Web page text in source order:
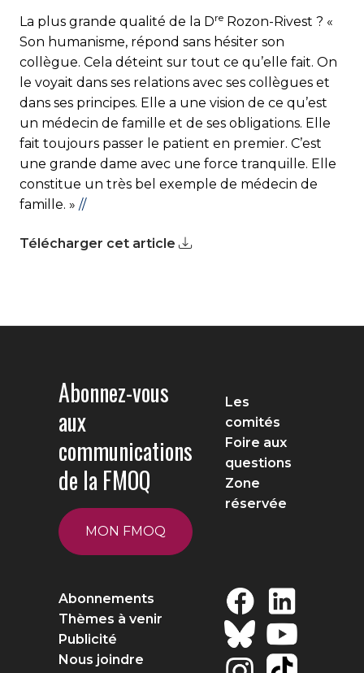
La plus grande qualité de la Dre Rozon-Rivest ? «
Son humanisme, ré­pond sans hésiter son
collègue. Cela déteint sur tout ce qu’elle fait. On
le voyait dans ses relations avec ses collègues et
dans ses principes. Elle a une vision de ce qu’est
un médecin de famille et de ses obligations. Elle
fait toujours passer le patient en premier. C’est
une grande dame avec une force tranquille. Elle
constitue un très bel exemple de mé­de­cin de
famille. » //
Télécharger cet article
Abonnez-vous
aux
communications
de la FMOQ
MON FMOQ
Les
comités
Foire aux
questions
Zone
réservée
Abonnements
Thèmes à venir
Publicité
Nous joindre